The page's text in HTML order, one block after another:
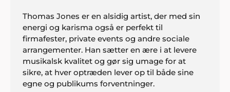
Thomas Jones er en alsidig artist, der med sin
energi og karisma også er perfekt til
firmafester, private events og andre sociale
arrangementer. Han sætter en ære i at levere
musikalsk kvalitet og gør sig umage for at
sikre, at hver optræden lever op til både sine
egne og publikums forventninger.